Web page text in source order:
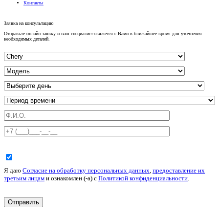
Отправьте онлайн заявку и наш специалист свяжется с Вами в ближайшее время для уточнения
необходимых деталей.
Я даю
третьим лицами ознакомлен (-а) cПолитикой конфиденциальности.